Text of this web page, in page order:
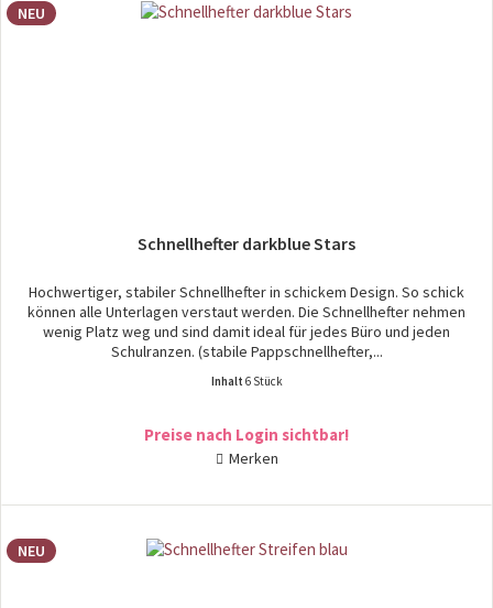
NEU
Schnellhefter darkblue Stars
Hochwertiger, stabiler Schnellhefter in schickem Design. So schick
können alle Unterlagen verstaut werden. Die Schnellhefter nehmen
wenig Platz weg und sind damit ideal für jedes Büro und jeden
Schulranzen. (stabile Pappschnellhefter,...
Inhalt 6 Stück
Preise nach Login sichtbar!
Merken
NEU